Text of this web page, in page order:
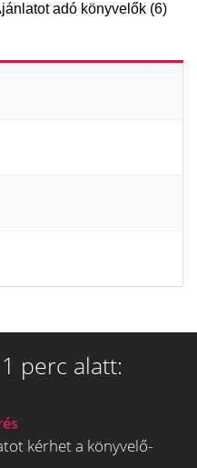
adó könyvelők (6)
perc alatt:
kérhet a könyvelő-